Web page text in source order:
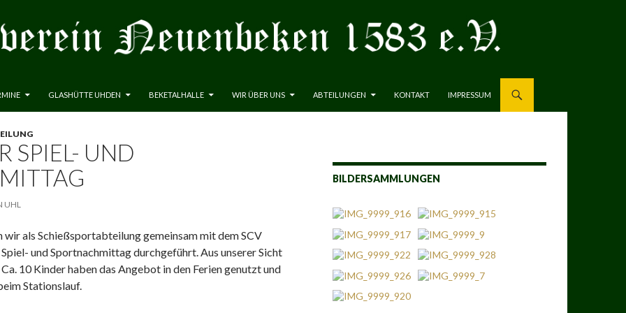
GLASHÜTTE UHDEN BEKETALHALLE WIR ÜBER UNS ABTEILUNGEN KONTAKT IMPRESSUM
SPIEL- UND
UHL
wir als Schießsportabteilung gemeinsam mit dem SCV
und Sportnachmittag durchgeführt. Aus unserer Sicht
10 Kinder haben das Angebot in den Ferien genutzt und
Stationslauf.
BILDERSAMMLUNGEN